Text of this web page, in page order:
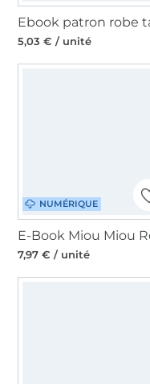
5,03 € / unité
NUMÉRIQUE
7,97 € / unité